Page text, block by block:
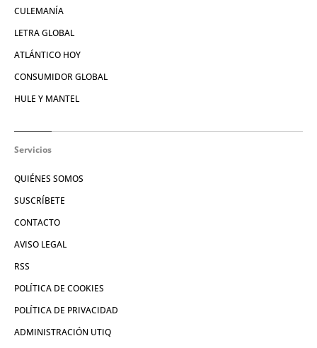
CULEMANÍA
LETRA GLOBAL
ATLÁNTICO HOY
CONSUMIDOR GLOBAL
HULE Y MANTEL
Servicios
QUIÉNES SOMOS
SUSCRÍBETE
CONTACTO
AVISO LEGAL
RSS
POLÍTICA DE COOKIES
POLÍTICA DE PRIVACIDAD
ADMINISTRACIÓN UTIQ